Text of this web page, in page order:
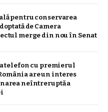
pentru conservarea
de Camera
merge din nou în Senat
telefon cu premierul
are un interes
neîntreruptă a